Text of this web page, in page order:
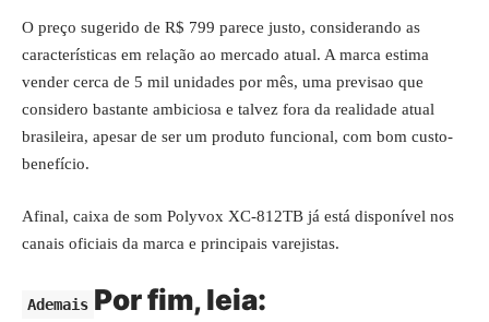
O preço sugerido de R$ 799 parece justo, considerando as
características em relação ao mercado atual. A marca estima
vender cerca de 5 mil unidades por mês, uma previsao que
considero bastante ambiciosa e talvez fora da realidade atual
brasileira, apesar de ser um produto funcional, com bom custo-
benefício.
Afinal, caixa de som Polyvox XC-812TB já está disponível nos
canais oficiais da marca e principais varejistas.
Ademais Por fim, leia: